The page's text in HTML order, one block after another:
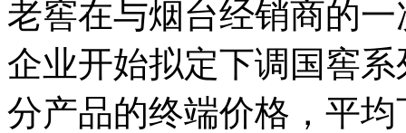
老窖在与烟台经销商的
企业开始拟定下调国窖
分产品的终端价格，平